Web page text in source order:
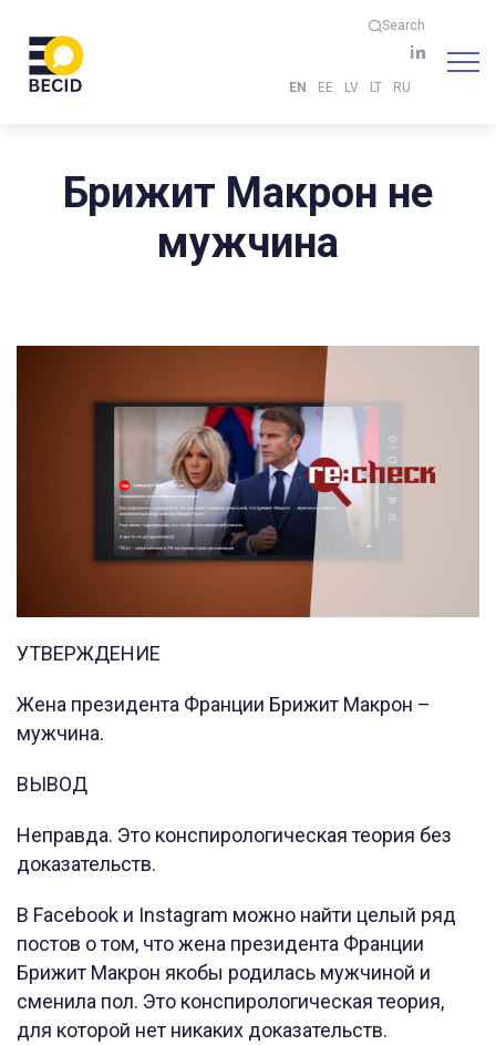
Search
EN EE LV LT RU
Брижит Макрон не
мужчина
УТВЕРЖДЕНИЕ
Жена президента Франции Брижит Макрон –
мужчина.
ВЫВОД
Неправда. Это конспирологическая теория без
доказательств.
В Facebook и Instagram можно найти целый ряд
постов о том, что жена президента Франции
Брижит Макрон якобы родилась мужчиной и
сменила пол. Это конспирологическая теория,
для которой нет никаких доказательств.